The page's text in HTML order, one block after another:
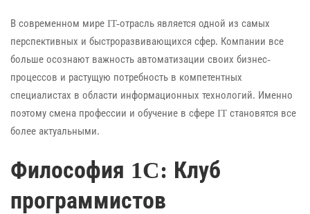
В современном мире IT-отрасль является одной из самых
перспективных и быстроразвивающихся сфер. Компании все
больше осознают важность автоматизации своих бизнес-
процессов и растущую потребность в компетентных
специалистах в области информационных технологий. Именно
поэтому смена профессии и обучение в сфере IT становятся все
более актуальными.
Философия 1C: Клуб
программистов